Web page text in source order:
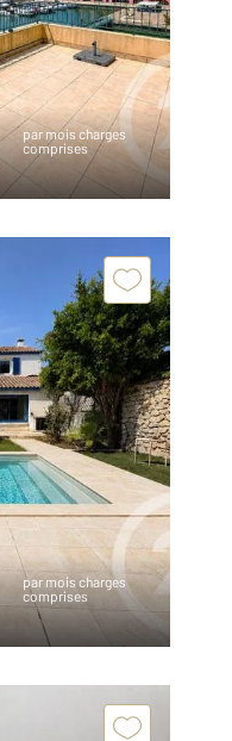
par mois charges
comprises
par mois charges
comprises